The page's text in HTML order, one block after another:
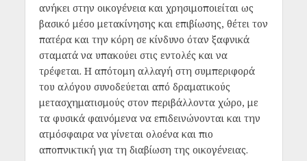
ανήκει στην οικογένεια και χρησιμοποιείται ως
βασικό μέσο μετακίνησης και επιβίωσης, θέτει τον
πατέρα και την κόρη σε κίνδυνο όταν ξαφνικά
σταματά να υπακούει στις εντολές και να
τρέφεται. Η απότομη αλλαγή στη συμπεριφορά
του αλόγου συνοδεύεται από δραματικούς
μετασχηματισμούς στον περιβάλλοντα χώρο, με
τα φυσικά φαινόμενα να επιδεινώνονται και την
ατμόσφαιρα να γίνεται ολοένα και πιο
αποπνικτική για τη διαβίωση της οικογένειας.